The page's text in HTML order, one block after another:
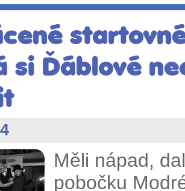
si Ďáblové
Měli nápad,
pobočku